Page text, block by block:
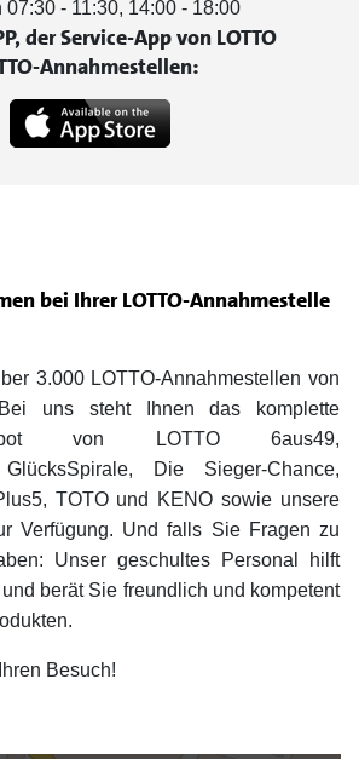
bei Ihrer LOTTO-Annahmestelle
3.000 LOTTO-Annahmestellen von
uns steht Ihnen das komplette
von LOTTO 6aus49,
GlücksSpirale, Die Sieger-Chance,
TOTO und KENO sowie unsere
Verfügung. Und falls Sie Fragen zu
Unser geschultes Personal hilft
und berät Sie freundlich und kompetent
Besuch!
07:30 - 11:30, 14:00 - 18:00
der Service-App von LOTTO
Annahmestellen: